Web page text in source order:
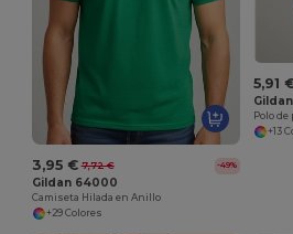
3,95 € 7,72 € -49%
Gildan 64000
Camiseta Hilada en Anillo
+29 Colores
5,91
Polo
+13